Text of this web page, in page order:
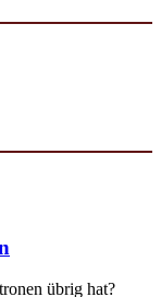
übrig hat?